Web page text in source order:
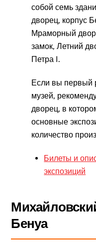
собой семь
дворец, корпус
Мраморный
замок, Летний
Петра I.
Если вы первый
музей,
дворец, в
основные
количество
Билеты и
экспозиций
Бенуа